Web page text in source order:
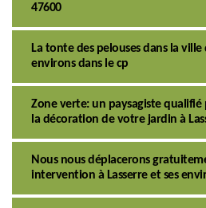
47600
La tonte des pelouses dans la ville
environs dans le cp
Zone verte: un paysagiste qualifié
la décoration de votre jardin à
Nous nous déplacerons
intervention à Lasserre et ses